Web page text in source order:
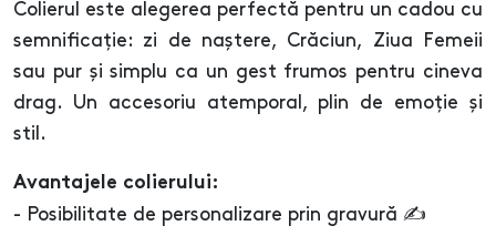
Colierul este alegerea perfectă pentru un cadou cu
semnificație: zi de naștere, Crăciun, Ziua Femeii
sau pur și simplu ca un gest frumos pentru cineva
drag. Un accesoriu atemporal, plin de emoție și
stil.
Avantajele colierului:
- Posibilitate de personalizare prin gravură ✍️